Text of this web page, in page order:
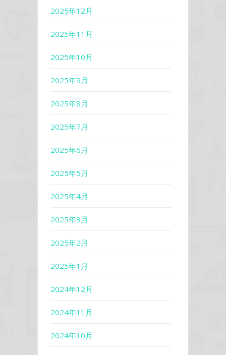
2025年12月
2025年11月
2025年10月
2025年9月
2025年8月
2025年7月
2025年6月
2025年5月
2025年4月
2025年3月
2025年2月
2025年1月
2024年12月
2024年11月
2024年10月